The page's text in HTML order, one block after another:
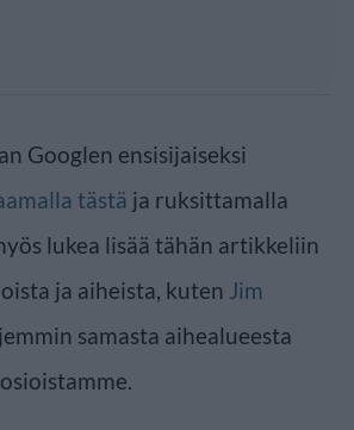
Googlen ensisijaiseksi
tästä ja ruksittamalla
lukea lisää tähän artikkeliin
ja aiheista, kuten Jim
samasta aihealueesta